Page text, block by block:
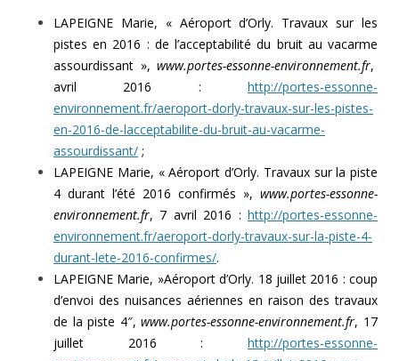
LAPEIGNE Marie, « Aéroport d’Orly. Travaux sur les
pistes en 2016 : de l’acceptabilité du bruit au vacarme
assourdissant », www.portes-essonne-environnement.fr,
avril 2016 : http://portes-essonne-
environnement.fr/aeroport-dorly-travaux-sur-les-pistes-
en-2016-de-lacceptabilite-du-bruit-au-vacarme-
assourdissant/ ;
LAPEIGNE Marie, « Aéroport d’Orly. Travaux sur la piste
4 durant l’été 2016 confirmés », www.portes-essonne-
environnement.fr, 7 avril 2016 : http://portes-essonne-
environnement.fr/aeroport-dorly-travaux-sur-la-piste-4-
durant-lete-2016-confirmes/.
LAPEIGNE Marie, »Aéroport d’Orly. 18 juillet 2016 : coup
d’envoi des nuisances aériennes en raison des travaux
de la piste 4″,www.portes-essonne-environnement.fr, 17
juillet 2016 : http://portes-essonne-